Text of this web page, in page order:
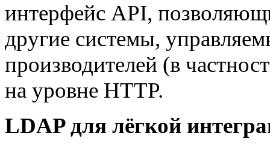
интерфейс API,
другие системы,
производителей (в
на уровне HTTP.
LDAP для лёгкой